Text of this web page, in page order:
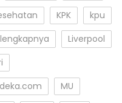
KPK
kpu
Liverpool
MU